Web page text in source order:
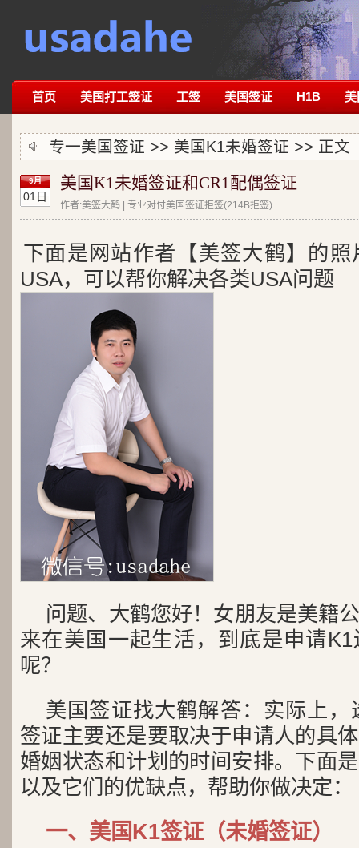
首页 美国打工签证 工签 美国签证 H1B 美
专一美国签证 >> 美国K1未婚签证 >> 正文
9月
01日
美国K1未婚签证和CR1配偶签证
作者:美签大鹤 | 专业对付美国签证拒签(214B拒签)
下面是网站作者【美签大鹤】的
USA，可以帮你解决各类USA问题
问题、大鹤您好！女朋友是美籍
来在美国一起生活，到底是申请
呢？
美国签证找大鹤解答：实际上，
签证主要还是要取决于申请人的具
婚姻状态和计划的时间安排。下面
以及它们的优缺点，帮助你做决定：
一、美国K1签证（未婚签证）